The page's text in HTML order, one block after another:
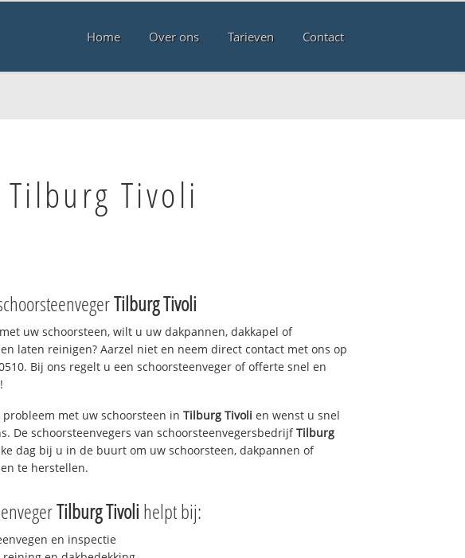
Home Over ons Tarieven Contact
Tivoli
Tilburg Tivoli
uw schoorsteen, wilt u uw dakpannen, dakkapel of
laten reinigen? Aarzel niet en neem direct contact met ons op
Bij ons regelt u een schoorsteenveger of offerte snel en
probleem met uw schoorsteen in Tilburg Tivoli en wenst u snel
De schoorsteenvegers van schoorsteenvegersbedrijfTilburg
dag bij u in de buurt om uw schoorsteen, dakpannen of
te herstellen.
Tilburg Tivolihelpt bij:
en inspectie